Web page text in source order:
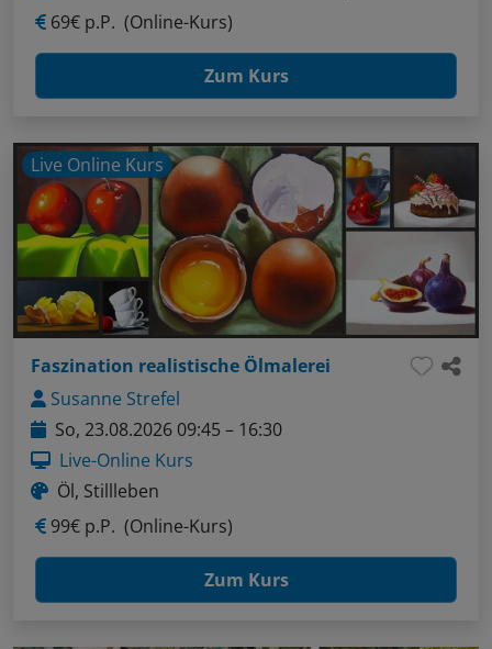
69€ p.P. (Online-Kurs)
Zum Kurs
Live Online Kurs
Faszination realistische Ölmalerei
Susanne Strefel
So, 23.08.2026 09:45 – 16:30
Live-Online Kurs
Öl, Stillleben
99€ p.P. (Online-Kurs)
Zum Kurs